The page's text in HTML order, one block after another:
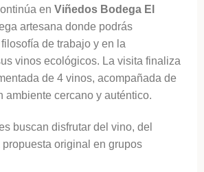
en Viñedos Bodega El
artesana donde podrás
de trabajo y en la
vinos ecológicos. La visita finaliza
de 4 vinos, acompañada de
ambiente cercano y auténtico.
buscan disfrutar del vino, del
original en grupos